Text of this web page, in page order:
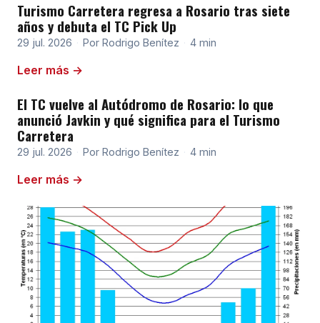
Turismo Carretera regresa a Rosario tras siete
años y debuta el TC Pick Up
29 jul. 2026 · Por Rodrigo Benítez · 4 min
Leer más →
El TC vuelve al Autódromo de Rosario: lo que
anunció Javkin y qué significa para el Turismo
Carretera
29 jul. 2026 · Por Rodrigo Benítez · 4 min
Leer más →